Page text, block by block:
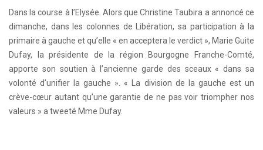
Dans la course à l’Elysée. Alors que Christine Taubira a annoncé ce
dimanche, dans les colonnes de Libération, sa participation à la
primaire à gauche et qu’elle « en acceptera le verdict », Marie Guite
Dufay, la présidente de la région Bourgogne Franche-Comté,
apporte son soutien à l’ancienne garde des sceaux « dans sa
volonté d’unifier la gauche ». « La division de la gauche est un
crève-cœur autant qu’une garantie de ne pas voir triompher nos
valeurs » a tweeté Mme Dufay.